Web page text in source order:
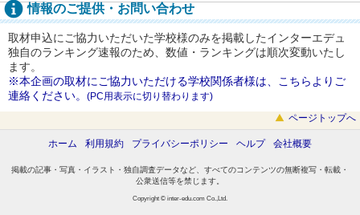
情報のご提供・お問い合わせ
取材申込にご協力いただいた学校様のみを掲載したインターエデュ
独自のランキング速報のため、数値・ランキングは順次変動いたし
ます。
※本企画の取材にご協力いただける学校関係者様は、こちらよりご
連絡ください。 (PC用表示に切り替わります)
ページトップへ
ホーム 利用規約 プライバシーポリシー ヘルプ 会社概要
掲載の記事・写真・イラスト・独自調査データなど、すべてのコンテンツの無断複写・転載・
公衆送信等を禁じます。
Copyright © inter-edu.com Co.,Ltd.